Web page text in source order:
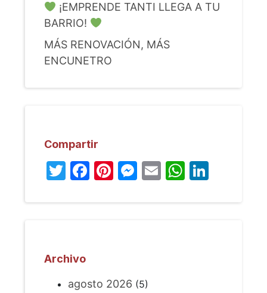
¡EMPRENDE TANTI LLEGA A TU
BARRIO!
MÁS RENOVACIÓN, MÁS
ENCUNETRO
Compartir
Twitter
Facebook
Pinterest
Messenger
Email
Archivo
agosto 2026 (5)